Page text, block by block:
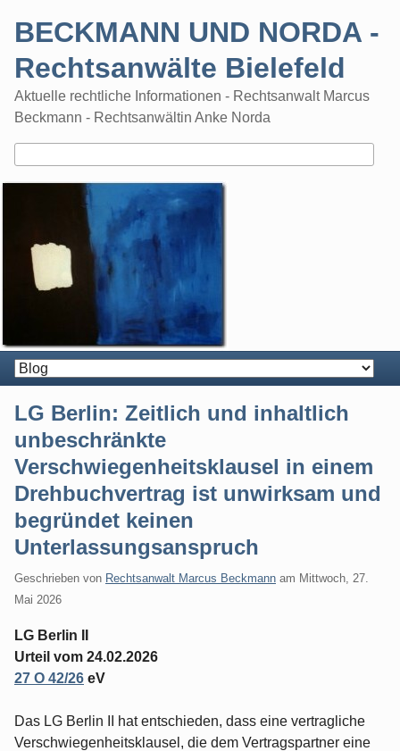
BECKMANN UND NORDA -
Rechtsanwälte Bielefeld
Aktuelle rechtliche Informationen - Rechtsanwalt Marcus
Beckmann - Rechtsanwältin Anke Norda
LG Berlin: Zeitlich und inhaltlich
unbeschränkte
Verschwiegenheitsklausel in einem
Drehbuchvertrag ist unwirksam und
begründet keinen
Unterlassungsanspruch
Geschrieben von Rechtsanwalt Marcus Beckmann am Mittwoch, 27.
Mai 2026
LG Berlin II
Urteil vom 24.02.2026
27 O 42/26 eV
Das LG Berlin II hat entschieden, dass eine vertragliche
Verschwiegenheitsklausel, die dem Vertragspartner eine